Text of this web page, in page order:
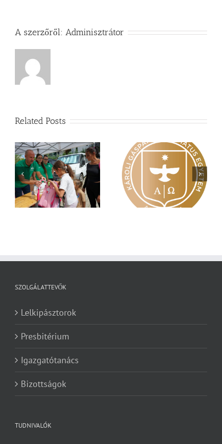
A szerzőről: Adminisztrátor
Related Posts
Nagy érdeklődés övezi
a Károli képzéseit
Vasárnapi üzenet –
Zsoltárok 149
SZOLGÁLATTEVŐK
Lelkipásztorok
Presbitérium
Igazgatótanács
Bizottságok
TUDNIVALÓK